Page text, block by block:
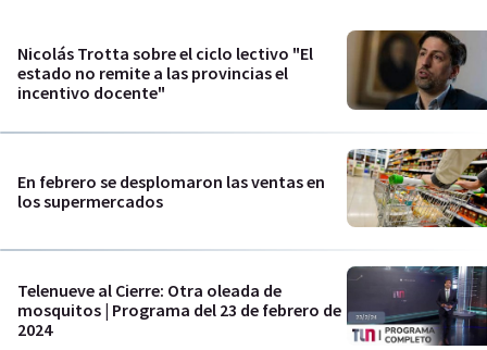
Nicolás Trotta sobre el ciclo lectivo "El
estado no remite a las provincias el
incentivo docente"
En febrero se desplomaron las ventas en
los supermercados
Telenueve al Cierre: Otra oleada de
mosquitos | Programa del 23 de febrero de
2024